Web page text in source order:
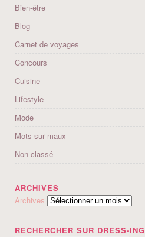
Bien-être
Blog
Carnet de voyages
Concours
Cuisine
Lifestyle
Mode
Mots sur maux
Non classé
ARCHIVES
Archives
RECHERCHER SUR DRESS-ING